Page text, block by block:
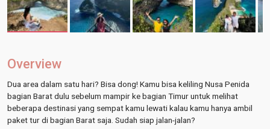
Overview
Dua area dalam satu hari? Bisa dong! Kamu bisa keliling Nusa Penida
bagian Barat dulu sebelum mampir ke bagian Timur untuk melihat
beberapa destinasi yang sempat kamu lewati kalau kamu hanya ambil
paket tur di bagian Barat saja. Sudah siap jalan-jalan?